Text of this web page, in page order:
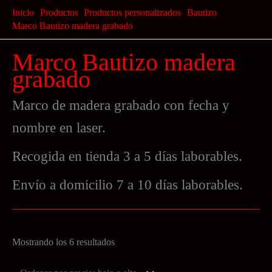
contenido
Inicio Productos Productos personalizados Bautizo
Marco Bautizo madera grabado
Marco Bautizo madera
grabado
Marco de madera grabado con fecha y
nombre en laser.
Recogida en tienda 3 a 5 días laborables.
Envío a domicilio 7 a 10 días laborables.
Mostrando los 6 resultadosOrdenado